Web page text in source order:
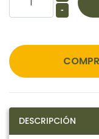
-
DESCRIPCIÓN